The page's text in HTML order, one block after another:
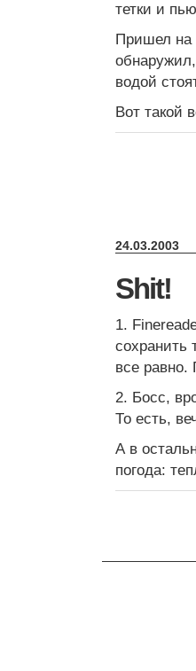
тетки и
Пришел на
водой
Вот такой
24.03.2003
Shit!
1.
сохранить
все равно.
2. Босс,
То есть,
А в
погода: